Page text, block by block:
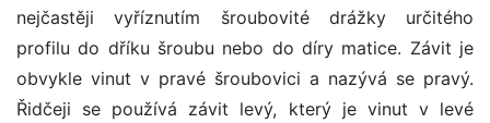
nejčastěji vyříznutím šroubovité drážky určitého
profilu do dříku šroubu nebo do díry matice. Závit je
obvykle vinut v pravé šroubovici a nazývá se pravý.
Řidčeji se používá závit levý, který je vinut v levé